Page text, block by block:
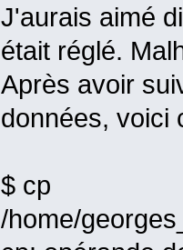
J'aurais aimé
était réglé.
Après avoir
données, voici
$ cp
/home/